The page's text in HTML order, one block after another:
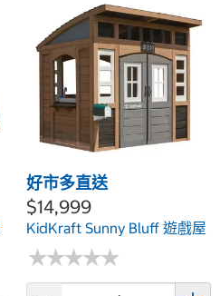
好市多直送
$14,999
KidKraft Sunny Bluff 遊戲屋
★★★★★
★★★★★